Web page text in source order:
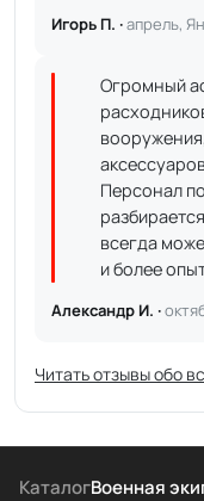
Игорь П. ·апрель,
Огромный
Персонал
всегда
и более
Александр И. ·
Читать отзывы обо
КаталогВоенная